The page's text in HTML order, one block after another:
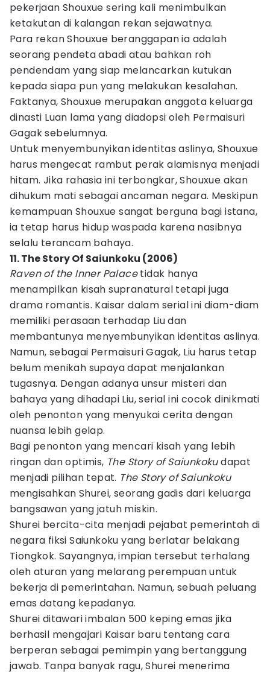
pekerjaan Shouxue sering kali menimbulkan
ketakutan di kalangan rekan sejawatnya.
Para rekan Shouxue beranggapan ia adalah
seorang pendeta abadi atau bahkan roh
pendendam yang siap melancarkan kutukan
kepada siapa pun yang melakukan kesalahan.
Faktanya, Shouxue merupakan anggota keluarga
dinasti Luan lama yang diadopsi oleh Permaisuri
Gagak sebelumnya.
Untuk menyembunyikan identitas aslinya, Shouxue
harus mengecat rambut perak alamisnya menjadi
hitam. Jika rahasia ini terbongkar, Shouxue akan
dihukum mati sebagai ancaman negara. Meskipun
kemampuan Shouxue sangat berguna bagi istana,
ia tetap harus hidup waspada karena nasibnya
selalu terancam bahaya.
11. The Story Of Saiunkoku (2006)
Raven of the Inner Palacetidak hanya
menampilkan kisah supranatural tetapi juga
drama romantis. Kaisar dalam serial ini diam-diam
memiliki perasaan terhadap Liu dan
membantunya menyembunyikan identitas aslinya.
Namun, sebagai Permaisuri Gagak, Liu harus tetap
belum menikah supaya dapat menjalankan
tugasnya. Dengan adanya unsur misteri dan
bahaya yang dihadapi Liu, serial ini cocok dinikmati
oleh penonton yang menyukai cerita dengan
nuansa lebih gelap.
Bagi penonton yang mencari kisah yang lebih
ringan dan optimis, The Story of Saiunkokudapat
menjadi pilihan tepat. The Story of Saiunkoku
mengisahkan Shurei, seorang gadis dari keluarga
bangsawan yang jatuh miskin.
Shurei bercita-cita menjadi pejabat pemerintah di
negara fiksi Saiunkoku yang berlatar belakang
Tiongkok. Sayangnya, impian tersebut terhalang
oleh aturan yang melarang perempuan untuk
bekerja di pemerintahan. Namun, sebuah peluang
emas datang kepadanya.
Shurei ditawari imbalan 500 keping emas jika
berhasil mengajari Kaisar baru tentang cara
berperan sebagai pemimpin yang bertanggung
jawab. Tanpa banyak ragu, Shurei menerima